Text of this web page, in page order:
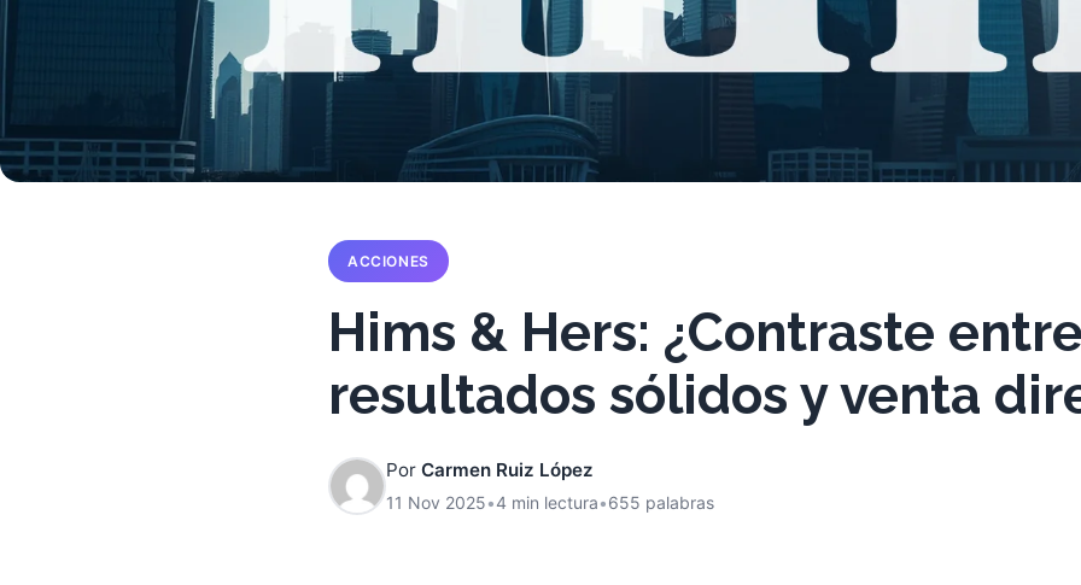
ACCIONES
Hims & Hers: ¿Contraste entre
resultados sólidos y venta
Por Carmen Ruiz López
11 Nov 2025•4 min lectura•655 palabras